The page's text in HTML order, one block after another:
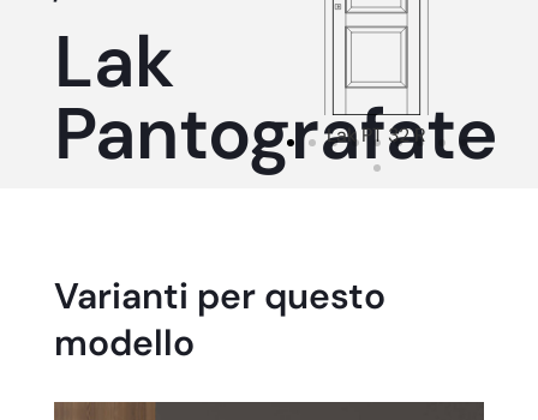
Lak
Pantografate
Lak PT 32 R
Varianti per questo
modello